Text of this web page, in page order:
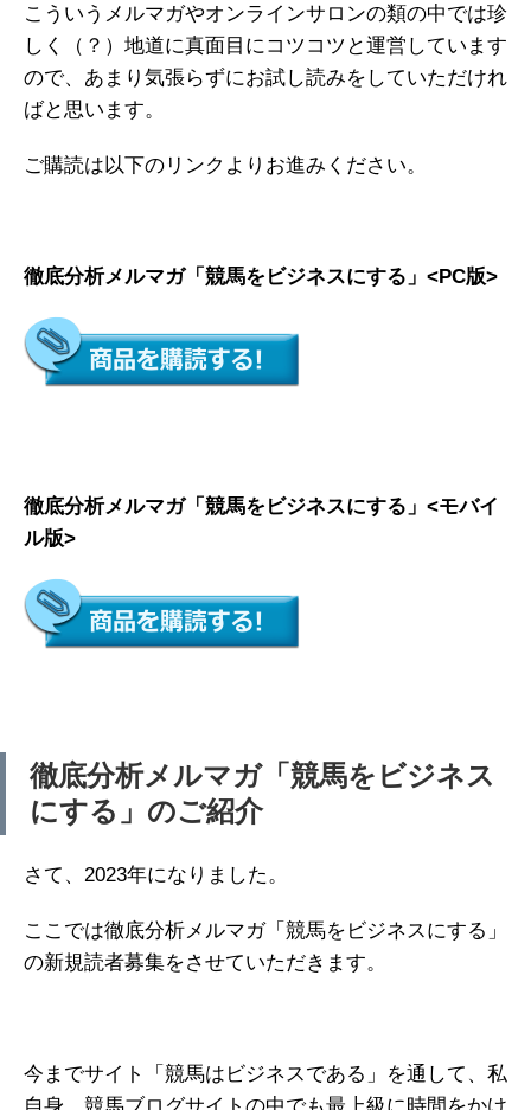
こういうメルマガやオンラインサロンの類の中では珍
しく（？）地道に真面目にコツコツと運営しています
ので、あまり気張らずにお試し読みをしていただけれ
ばと思います。
ご購読は以下のリンクよりお進みください。
徹底分析メルマガ「競馬をビジネスにする」<PC版>
徹底分析メルマガ「競馬をビジネスにする」<モバイ
ル版>
徹底分析メルマガ「競馬をビジネス
にする」のご紹介
さて、2023年になりました。
ここでは徹底分析メルマガ「競馬をビジネスにする」
の新規読者募集をさせていただきます。
今までサイト「競馬はビジネスである」を通して、私